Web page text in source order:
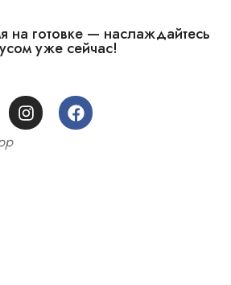
на готовке — наслаждайтесь
уже сейчас!